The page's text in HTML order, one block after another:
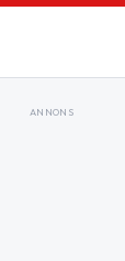
ANNONS